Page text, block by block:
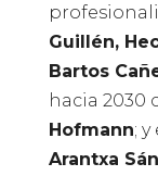
Guillén,
Bartos
hacia 2030
Hofmann;
Arantxa